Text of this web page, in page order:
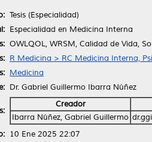
Tesis (Especialidad)
Especialidad en Medicina Interna
OWLQOL, WRSM, Calidad de Vida,
R Medicina > RC Medicina Interna,
Medicina
Dr. Gabriel Guillermo Ibarra Núñez
Creador
Ibarra Núñez, Gabriel Guillermo
10 Ene 2025 22:07